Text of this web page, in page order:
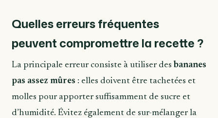
Quelles erreurs fréquentes
peuvent compromettre la recette ?
La principale erreur consiste à utiliser des bananes
pas assez mûres : elles doivent être tachetées et
molles pour apporter suffisamment de sucre et
d’humidité. Évitez également de sur-mélanger la